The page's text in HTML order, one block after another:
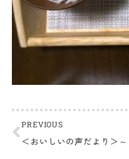
PREVIOUS